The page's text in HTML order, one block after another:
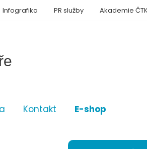
Kontakt E-shop
Infografika PR služby Akademie ČTK